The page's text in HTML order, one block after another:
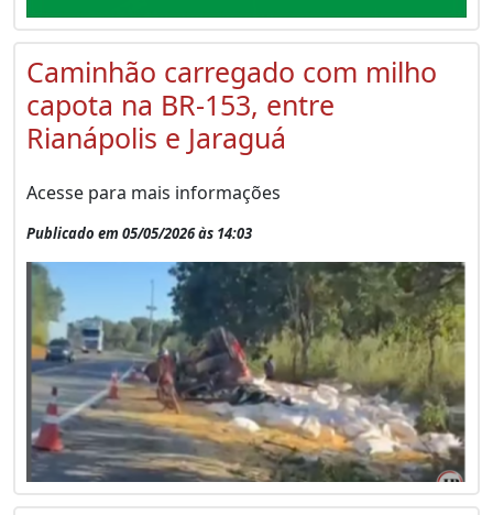
Caminhão carregado com milho
capota na BR-153, entre
Rianápolis e Jaraguá
Acesse para mais informações
Publicado em 05/05/2026 às 14:03